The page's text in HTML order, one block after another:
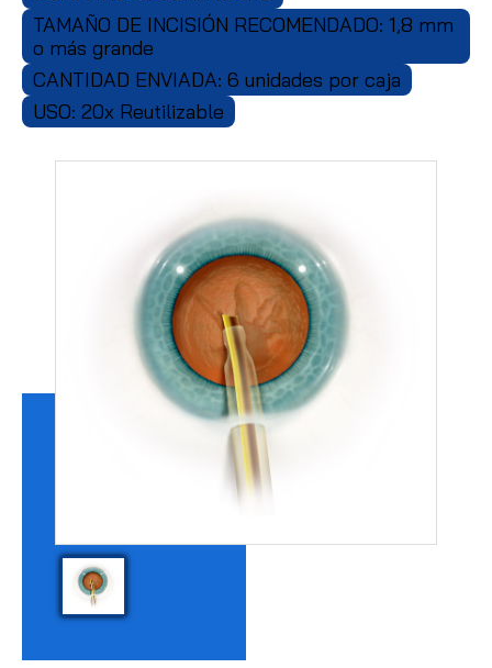
TAMAÑO DE INCISIÓN RECOMENDADO: 1,8 mm
o más grande
CANTIDAD ENVIADA: 6 unidades por caja
USO: 20x Reutilizable